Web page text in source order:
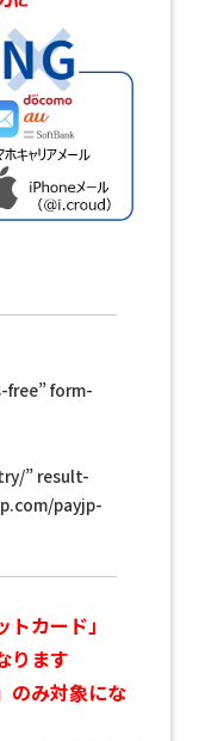
form-
” result-
payjp-
カード」
ります
のみ対象にな